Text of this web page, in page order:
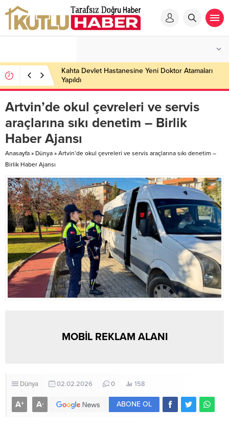
Kahta Devlet Hastanesine Yeni Doktor Atamaları
Yapıldı
Artvin’de okul çevreleri ve servis
araçlarına sıkı denetim – Birlik
Haber Ajansı
Anasayfa » Dünya » Artvin’de okul çevreleri ve servis araçlarına sıkı denetim –
Birlik Haber Ajansı
MOBİL REKLAM ALANI
Dünya 02.02.2026 0 158
A+ A- ABONE OL